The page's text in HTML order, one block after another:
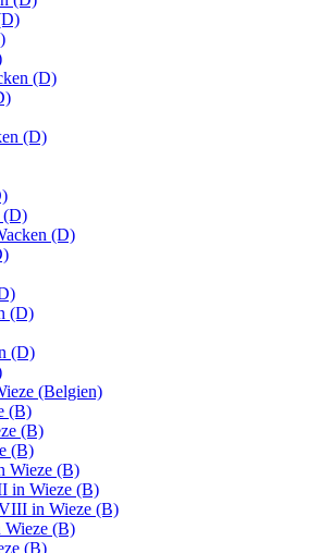
(D)
(D)
(D)
(D)
(D)
(D)
(Belgien)
(B)
(B)
(B)
Wieze (B)
in Wieze (B)
in Wieze (B)
Wieze (B)
(B)